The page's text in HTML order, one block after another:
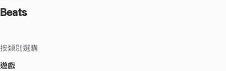
Beats
按類別選購
遊戲